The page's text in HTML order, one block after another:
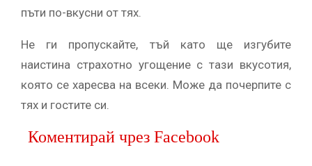
пъти по-вкусни от тях.
Не ги пропускайте, тъй като ще изгубите
наистина страхотно угощение с тази вкусотия,
която се харесва на всеки. Може да почерпите с
тях и гостите си.
Коментирай чрез Facebook